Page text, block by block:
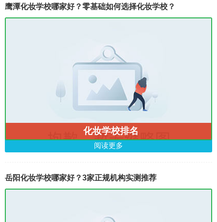
鹰潭化妆学校哪家好？零基础如何选择化妆学校？
化妆学校排名
阅读更多
岳阳化妆学校哪家好？3家正规机构实测推荐